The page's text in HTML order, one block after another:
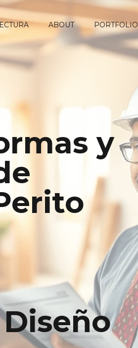
ABOUT PORTFOLIO
y